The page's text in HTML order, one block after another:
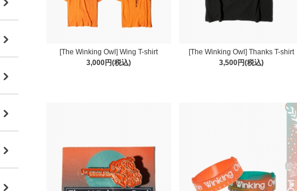
[The Winking Owl] Wing T-shirt
3,000円(税込)
[The Winking Owl] Thanks T-shirt
3,500円(税込)